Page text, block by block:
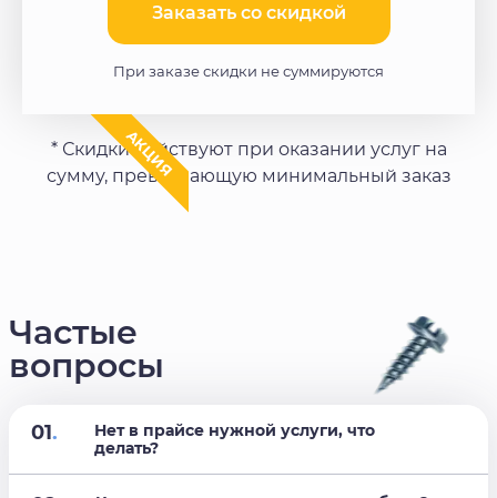
Заказать со скидкой​
При заказе скидки не суммируются
АКЦИЯ
* Скидки действуют при оказании услуг на
сумму, превышающую минимальный заказ
Частые
вопросы
01.
Нет в прайсе нужной услуги, что
делать?